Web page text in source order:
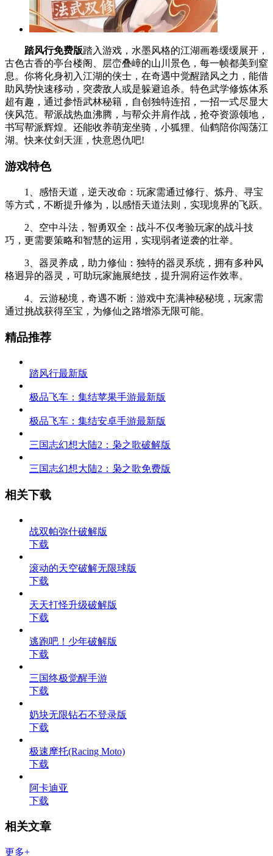
踏风行免费版踏入游戏，水墨风格的江湖画卷缓缓展开，
古色古香的亭台楼阁、层峦叠嶂的山川景色，每一帧都美到窒
息。你将化身初入江湖的侠士，在奇遇中觉醒踏风之力，能借
助风势快速移动，突袭敌人或是躲避追杀。特色武学修炼体系
超有趣，通过参悟武林秘籍，自创独特连招，一招一式尽显大
侠风范。帮派战热血沸腾，与帮众并肩作战，抢夺资源领地，
书写帮派辉煌。还能收养萌宠坐骑，小狐狸、仙鹤陪你闯荡江
湖。快来仗剑天涯，快意恩仇吧!
游戏特色
1、感悟天道，逆天改命：玩家需通过修行、炼丹、寻宝
等方式，不断提升修为，以感悟天道法则，实现境界的飞跃。
2、空中斗法，智勇双全：战斗不仅考验玩家的战斗技
巧，更需要策略和智慧的运用，实现弱者逆袭的壮举。
3、器灵养成，助力修仙：独特的器灵系统，拥有多种风
格迥异的器灵，可助玩家施展绝技，提升洞府运作效率。
4、云游秘境，奇遇不断：游戏中充满神秘秘境，玩家需
通过挑战获得至宝，为修仙之路增添无限可能。
精品推荐
踏风行最新版
极品飞车：集结苹果手游最新版
极品飞车：集结安卓手游最新版
三国志幻想大陆2：枭之歌破解版
三国志幻想大陆2：枭之歌免费版
相关下载
战双帕弥什破解版
下载
滚动的天空破解无限球版
下载
天天打怪升级破解版
下载
逃跑吧！少年破解版
下载
三国终极觉醒手游
下载
奶块无限钻石不登录版
下载
极速摩托(Racing Moto)
下载
阿卡迪亚
下载
相关文章
更多+